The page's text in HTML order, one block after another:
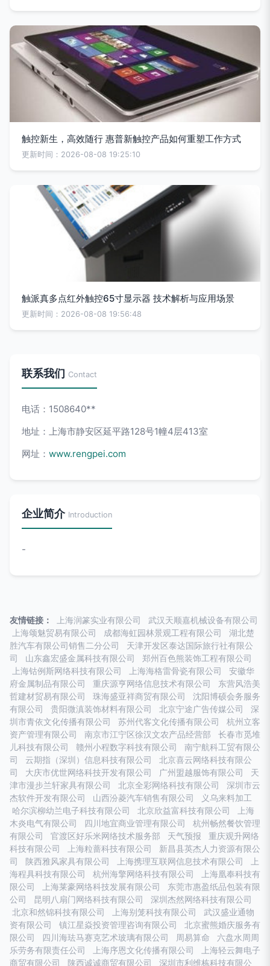
触控新生，高效随行 惠普新触控产品如何重塑工作方式
更新时间：2026-08-08 19:25:10
触派真多点红外触控65寸显示器 技术解析与应用场景
更新时间：2026-08-08 19:56:48
联系我们 Contact
电话：1508640**
地址：上海市静安区延平路128号1幢4层413室
网址： www.rengpei.com
企业简介 Introduction
-
友情链接： 上海润篆实业有限公司
武汉天顺嘉机械设备有限公司
上海颂魅贸易有限公司
成都海虹园林景观工程有限公司
湖北楚
胜汽车有限公司销售二分公司
天津开发区泰达国际旅行社有限公
司
山东鑫宏盛金属科技有限公司
郑州百色熊装饰工程有限公司
上海钴例斯网络科技有限公司
上海海格雷骨瓷有限公司
安徽华
府金属制品有限公司
重庆源亨网络信息技术有限公司
东营风浩美
哲建材贸易有限公司
珠海盛亚祥商贸有限公司
沈阳博硕会务服务
有限公司
贵阳微滇装饰材料有限公司 北京宁途广告传媒公司
深
圳市青依文化传播有限公司
苏州代客文化传播有限公司
杭州立客
资产管理有限公司
南京市江宁区徐汉文农产品经营部
长春市觅堆
儿科技有限公司
赣州小程数字科技有限公司
南宁航科工贸有限公
司
云期指（深圳）信息科技有限公司
北京喜云网络科技有限公
司
大庆市优世网络科技开发有限公司 广州盟越服饰有限公司
天
津市漫步兰轩家具有限公司
北京全彩网络科技有限公司
深圳市云
杰软件开发有限公司
山西汾菱汽车销售有限公司
义乌来料加工
哈尔滨柳幼兰电子科技有限公司
北京欣益富科技有限公司
上海
木炎电气有限公司
四川地宜商业管理有限公司
杭州畅然餐饮管理
有限公司
官渡区好乐米网络技术服务部 天气预报
重庆观升网络
科技有限公司
上海粒蔷科技有限公司
新昌县英杰人力资源有限公
司
陕西雅风家具有限公司 上海携理互联网信息技术有限公司
上
海程具科技有限公司
杭州海擎网络科技有限公司
上海凰奉科技有
限公司
上海莱豪网络科技发展有限公司
东莞市惠盈纸品包装有限
公司
昆明八扇门网络科技有限公司
深圳杰然网络科技有限公司
北京和然锦科技有限公司
上海别笼科技有限公司
武汉盛业通物
资有限公司
镇江星焱投资管理咨询有限公司
北京蜜熊婚庆服务有
限公司
四川海珐马赛克艺术玻璃有限公司 周易算命
六盘水周周
乐劳务有限责任公司
上海序恩文化传播有限公司
上海轻云舞电子
商贸有限公司
陕西诚诚商贸有限公司 深圳市利维栋科技有限公